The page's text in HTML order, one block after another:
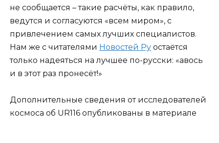
не сообщается – такие расчёты, как правило,
ведутся и согласуются «всем миром», с
привлечением самых лучших специалистов.
Нам же с читателями Новостей Ру остаётся
только надеяться на лучшее по-русски: «авось
и в этот раз пронесёт!»
Дополнительные сведения от исследователей
космоса об UR116 опубликованы в материале